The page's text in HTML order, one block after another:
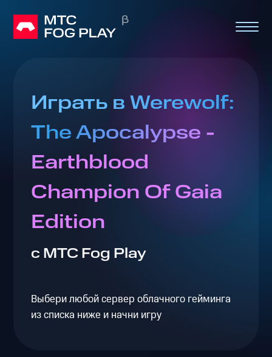
Играть в Werewolf:
The Apocalypse -
Earthblood
Champion Of Gaia
Edition
с МТС Fog Play
Выбери любой сервер облачного гейминга
из списка ниже и начни игру